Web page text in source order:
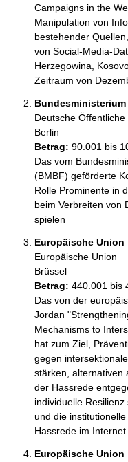
Campaigns in the
Manipulation von
bestehender
von Social-Media-
Herzegowina,
Zeitraum von
Deutsche
Berlin
Betrag: 90.001 bis
Das vom
(BMBF) geförderte
Rolle Prominente in
beim Verbreiten von
spielen
Europäische Union
Europäische Union
Brüssel
Betrag: 440.001 bis
Das von der
Jordan
Mechanisms to
hat zum Ziel,
gegen
stärken, alternativen
der Hassrede
individuelle
und die
Hassrede im Internet
Europäische Union